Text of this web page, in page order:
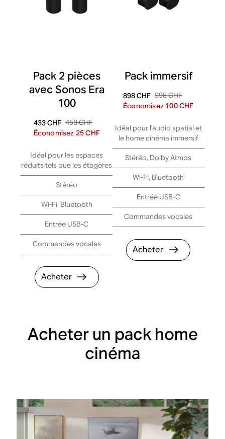
Pack 2 pièces
avec Sonos Era
100
433 CHF 458 CHF
Économisez 25 CHF
Idéal pour les espaces
réduits tels que les étagères
Stéréo
Wi-Fi, Bluetooth
Entrée USB-C
Commandes vocales
Acheter
Pack immersif
898 CHF 998 CHF
Économisez 100 CHF
Idéal pour l'audio spatial et
le home cinéma immersif
Stéréo, Dolby Atmos
Wi-Fi, Bluetooth
Entrée USB-C
Commandes vocales
Acheter
Acheter un pack home
cinéma